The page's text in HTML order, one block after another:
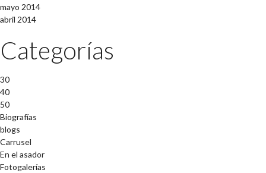
mayo 2014
abril 2014
Categorías
30
40
50
Biografías
blogs
Carrusel
En el asador
Fotogalerías